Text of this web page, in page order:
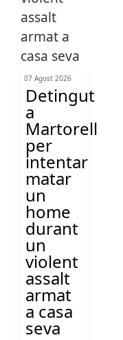
07 Agost 2026
Detingut
a
Martorell
per
intentar
matar
un
home
durant
un
violent
assalt
armat
a casa
seva